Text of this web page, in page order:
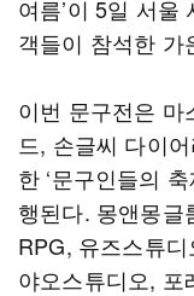
여름’이 5일 서
객들이 참석한 가
이번 문구전은 마
드, 손글씨 다이
한 ‘문구인들의
행된다. 몽앤몽글
RPG, 유즈스튜
야오스튜디오,